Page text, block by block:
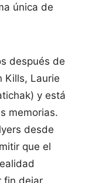
única de
después de
Kills, Laurie
y está
memorias.
desde
que el
fin dejar